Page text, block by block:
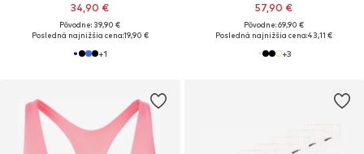
34,90 €
Pôvodne: 39,90 €
Posledná najnižšia cena:19,90 €
+1
57,90 €
Pôvodne: 69,90 €
Posledná najnižšia cena:43,11 €
+3